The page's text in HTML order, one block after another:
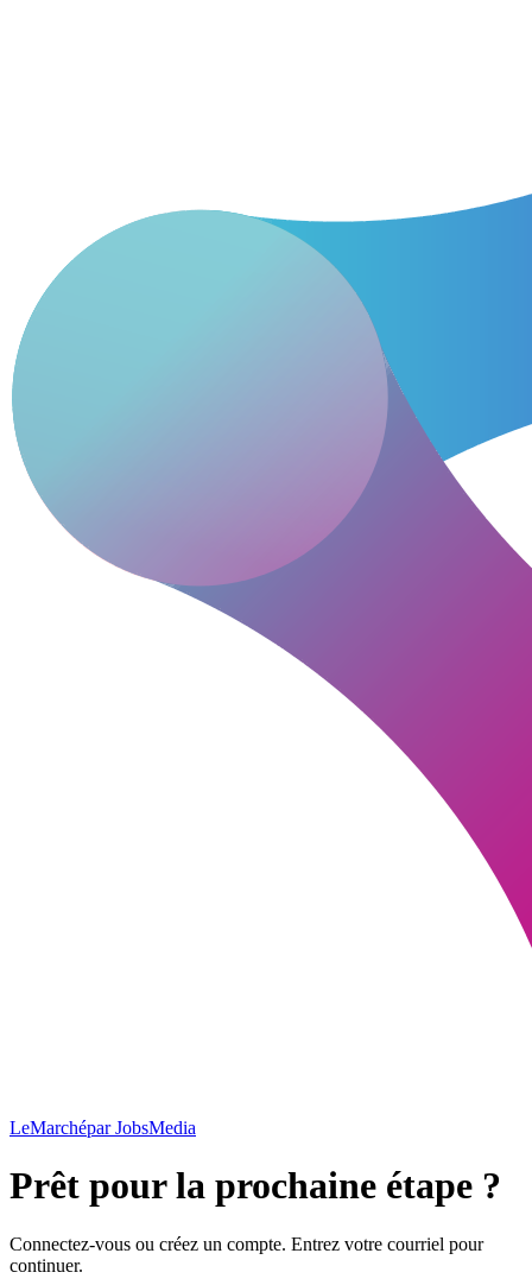
LeMarchépar JobsMedia
Prêt pour la prochaine étape ?
Connectez-vous ou créez un compte. Entrez votre courriel pour
continuer.